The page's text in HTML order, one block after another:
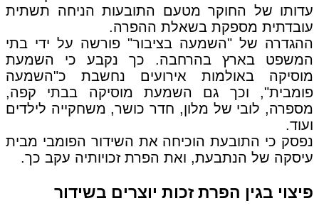
עדותו של החוקר מטעם התובעות הניחה תשתית
עובדתית מספקת בשאלת ההפרה.
ההגדרה של "השמעה בציבור" פורשה על ידי בתי
המשפט בארץ בהרחבה. כך נקבע כי השמעת
מוסיקה באולמות אירועים נחשבת כ"השמעה
פומבית", וכך גם השמעת מוסיקה בבתי קפה,
מספרה, לובי של מלון, חדר כושר, משחקייה לילדים
ועוד.
נפסק כי התובעת הוכיחה את השידור הפומבי מבית
עיסקה של הנתבעת, ואת הפרת זכויותיה עקב כך.
פיצוי בגין הפרת זכות יוצרים בשידור